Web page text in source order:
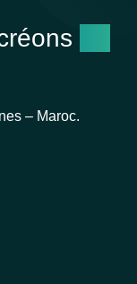
– Maroc.